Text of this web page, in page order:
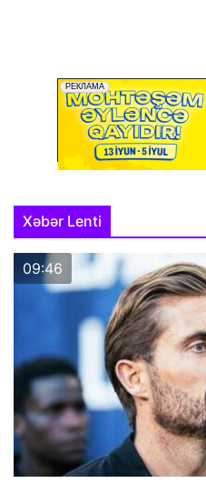
Xəbər Lenti
09:46